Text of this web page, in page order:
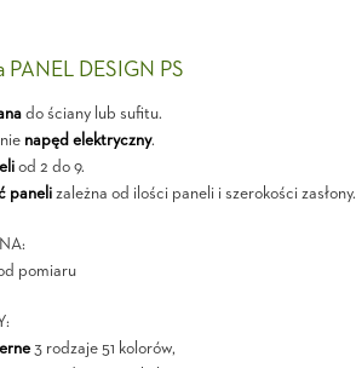
PANEL DESIGN PS
do ściany lub sufitu.
napęd elektryczny.
od 2 do 9.
panelizależna od ilości paneli i szerokości zasłony.
pomiaru
3 rodzaje 51 kolorów,